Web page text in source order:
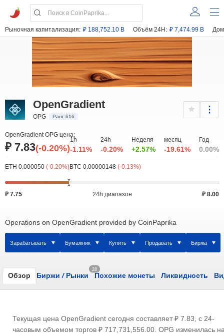
Рыночная капитализация: ₽ 188,752.10 B Объём 24H: ₽ 7,474.99 B
OpenGradient
OPG Ранг 616
OpenGradient OPG цена:
₽ 7.83(-0.20%)
1h
-1.11%
24h
-0.20%
Неделя
+2.57%
месяц
-19.61%
Год
0.00%
ETH 0.000050 (-0.20%)BTC 0.00000148 (-0.13%)
₽ 7.75 24h диапазон ₽ 8.00
Operations on OpenGradient provided by CoinPaprika
Зарабатывать Бумажник Купить Продавать Биржа
Обзор Биржи /Рынки
28
Похожие монеты Ликвидность
Текущая цена OpenGradient сегодня составляет₽ 7.83 , с 24-
часовым объемом торгов ₽ 717,731,556.00 . OPG изменилась